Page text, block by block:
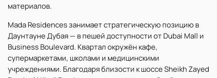
материалов.
Mada Residences занимает стратегическую позицию в
Даунтауне Дубая — в пешей доступности от Dubai Mall и
Business Boulevard. Квартал окружён кафе,
супермаркетами, школами и медицинскими
учреждениями. Благодаря близости к шоссе Sheikh Zayed